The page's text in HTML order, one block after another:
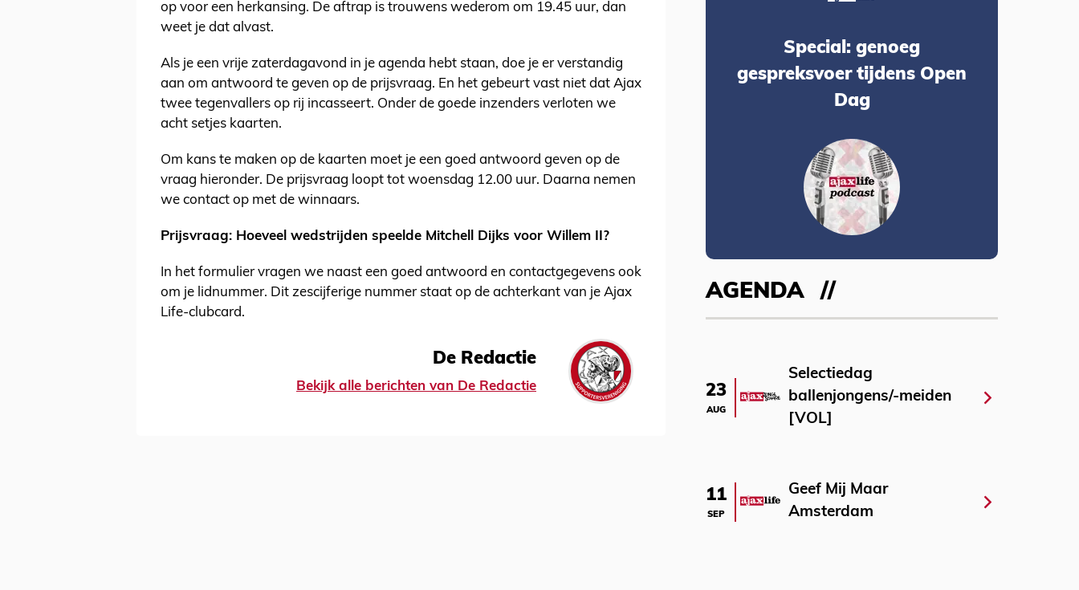
op voor een herkansing. De aftrap is trouwens wederom om 19.45 uur, dan
weet je dat alvast.
Als je een vrije zaterdagavond in je agenda hebt staan, doe je er verstandig
aan om antwoord te geven op de prijsvraag. En het gebeurt vast niet dat Ajax
twee tegenvallers op rij incasseert. Onder de goede inzenders verloten we
acht setjes kaarten.
Om kans te maken op de kaarten moet je een goed antwoord geven op de
vraag hieronder. De prijsvraag loopt tot woensdag 12.00 uur. Daarna nemen
we contact op met de winnaars.
Prijsvraag: Hoeveel wedstrijden speelde Mitchell Dijks voor Willem II?
In het formulier vragen we naast een goed antwoord en contactgegevens ook
om je lidnummer. Dit zescijferige nummer staat op de achterkant van je Ajax
Life-clubcard.
De Redactie
Bekijk alle berichten van De Redactie
Special: genoeg
gespreksvoer tijdens Open
Dag
AGENDA
23
AUG
Selectiedag
ballenjongens/-meiden
[VOL]
11
SEP
Geef Mij Maar
Amsterdam